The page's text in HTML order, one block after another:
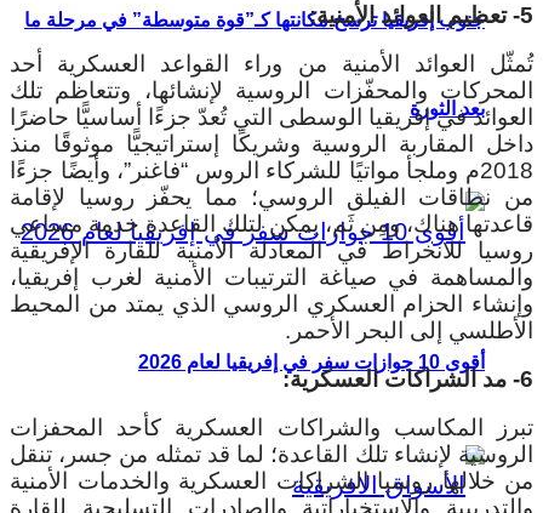
جنوب إفريقيا ترسخ مكانتها كـ”قوة متوسطة” في مرحلة ما
بعد الثورة
أقوى 10 جوازات سفر في إفريقيا لعام 2026
العوائد الأمنية من وراء القواعد العسكرية أحد
والمحفّزات الروسية لإنشائها، وتتعاظم تلك
في إفريقيا الوسطى التي تُعدّ جزءًا أساسيًّا حاضرًا
المقاربة الروسية وشريكًا إستراتيجيًّا موثوقًا منذ
2018م وملجأ مواتيًا للشركاء الروس “فاغنر”، وأيضًا جزءًا
نطاقات الفيلق الروسي؛ مما يحفّز روسيا لإقامة
هناك، ومِن ثَم، يمكن لتلك القاعدة خدمة مساعي
للانخراط في المعادلة الأمنية للقارة الإفريقية
في صياغة الترتيبات الأمنية لغرب إفريقيا،
الحزام العسكري الروسي الذي يمتد من المحيط
إلى البحر الأحمر.
المكاسب والشراكات العسكرية كأحد المحفزات
لإنشاء تلك القاعدة؛ لما قد تمثله من جسر، تنقل
خلالها روسيا الشراكات العسكرية والخدمات الأمنية